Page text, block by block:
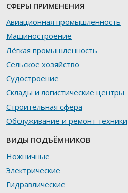
СФЕРЫ ПРИМЕНЕНИЯ
Авиационная промышленность
Машиностроение
Лёгкая промышленность
Сельское хозяйство
Судостроение
Склады и логистические центры
Строительная сфера
Обслуживание и ремонт техники
ВИДЫ ПОДЪЁМНИКОВ
Ножничные
Электрические
Гидравлические